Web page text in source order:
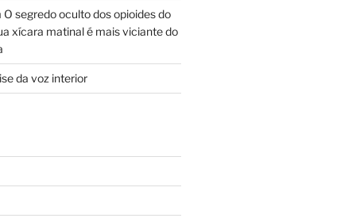
O segredo oculto dos opioides do
xícara matinal é mais viciante do
da voz interior